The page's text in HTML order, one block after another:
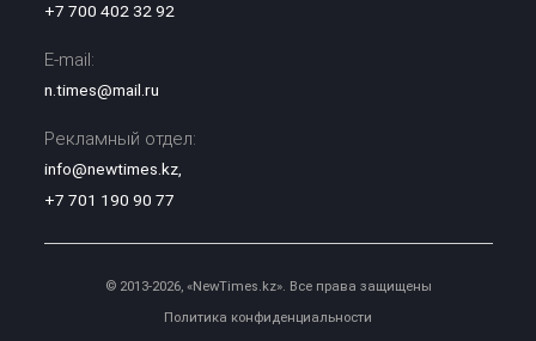
+7 700 402 32 92
E-mail:
n.times@mail.ru
Рекламный отдел:
info@newtimes.kz,
+7 701 190 90 77
© 2013-2026, «NewTimes.kz». Все права защищены
Политика конфиденциальности